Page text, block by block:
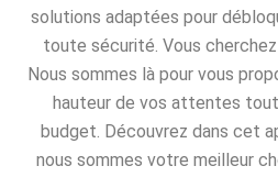
solutions adaptées pour
toute sécurité. Vous
Nous sommes là pour vous
hauteur de vos attentes
budget. Découvrez dans cet
nous sommes votre meilleur